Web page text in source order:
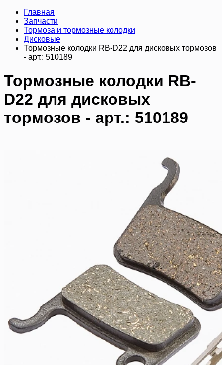
Главная
Запчасти
Тормоза и тормозные колодки
Дисковые
Тормозные колодки RB-D22 для дисковых тормозов
- арт.: 510189
Тормозные колодки RB-
D22 для дисковых
тормозов - арт.: 510189